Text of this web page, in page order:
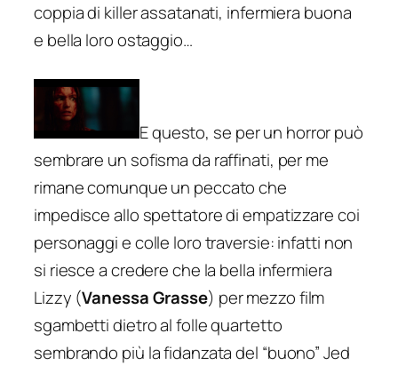
coppia di killer assatanati, infermiera buona
e bella loro ostaggio…
E questo, se per un horror può
sembrare un sofisma da raffinati, per me
rimane comunque un peccato che
impedisce allo spettatore di empatizzare coi
personaggi e colle loro traversie: infatti non
si riesce a credere che la bella infermiera
Lizzy (Vanessa Grasse) per mezzo film
sgambetti dietro al folle quartetto
sembrando più la fidanzata del “buono” Jed